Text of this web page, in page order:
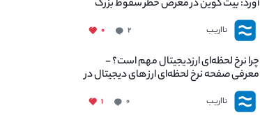
آورد: بیت کوین در معرض خطر سقوط بزرگ
است - دلیل آن چیست؟
نااریب ۲ ۰
چرا نرخ لحظه‌ای ارزدیجیتال مهم است؟ -
معرفی صفحه نرخ لحظه‌ای ارز های دیجیتال در
نااریب
نااریب ۰ ۱